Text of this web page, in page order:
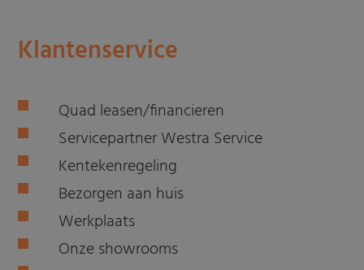
Klantenservice
Quad leasen/financieren
Servicepartner Westra Service
Kentekenregeling
Bezorgen aan huis
Werkplaats
Onze showrooms